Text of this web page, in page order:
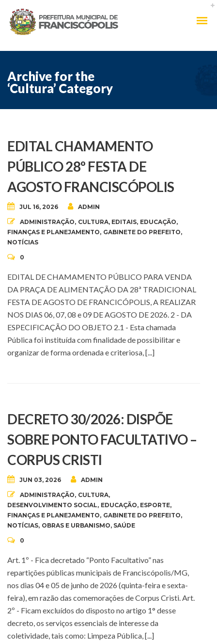
Archive for the
‘Cultura’ Category
EDITAL CHAMAMENTO
PÚBLICO 28º FESTA DE
AGOSTO FRANCISCÓPOLIS
JUL 16, 2026 ADMIN
ADMINISTRAÇÃO, CULTURA, EDITAIS, EDUCAÇÃO,
FINANÇAS E PLANEJAMENTO, GABINETE DO PREFEITO,
NOTÍCIAS
0
EDITAL DE CHAMAMENTO PÚBLICO PARA VENDA
DA PRAÇA DE ALIMENTAÇÃO DA 28ª TRADICIONAL
FESTA DE AGOSTO DE FRANCICÓPOLIS, A REALIZAR
NOS DIAS 06, 07, 08 e 09 DE AGOSTO DE 2026. 2 - DA
ESPECIFICAÇÃO DO OBJETO 2.1 - Esta chamada
Pública foi instituída com finalidade de possibilitar e
organizar de forma ordenada e criteriosa, [...]
DECRETO 30/2026: DISPÕE
SOBRE PONTO FACULTATIVO –
CORPUS CRISTI
JUN 03, 2026 ADMIN
ADMINISTRAÇÃO, CULTURA,
DESENVOLVIMENTO SOCIAL, EDUCAÇÃO, ESPORTE,
FINANÇAS E PLANEJAMENTO, GABINETE DO PREFEITO,
NOTÍCIAS, OBRAS E URBANISMO, SAÚDE
0
Art. 1º - Fica decretado “Ponto Facultativo” nas
repartições públicas municipais de Franciscópolis/MG,
nos dias 04 e 05 de junho de 2026 (quinta-feira e sexta-
feira), em razão das comemorações de Corpus Cristi. Art.
2º - Ficam excluídos do disposto no artigo 1° desse
decreto, os serviços essenciais de interesse da
coletividade, tais como: Limpeza Pública, [...]